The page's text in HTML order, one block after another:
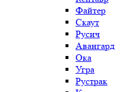
Файтер
Скаут
Русич
Авангард
Ока
Угра
Рустрак